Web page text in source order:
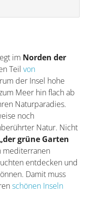
im Norden der
Teilvon
der Insel hohe
Meer hin flach
ist teilweise
unberührter
auch als„der
Neben
versteckte
Dörfer
nicht hinter